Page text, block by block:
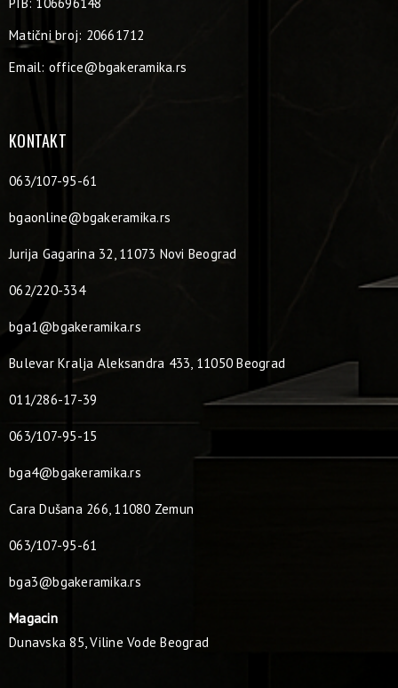
Matični broj: 20661712
Email: office@bgakeramika.rs
KONTAKT
063/107-95-61
bgaonline@bgakeramika.rs
Jurija Gagarina 32, 11073 Novi Beograd
062/220-334
bga1@bgakeramika.rs
Bulevar Kralja Aleksandra 433, 11050 Beograd
011/286-17-39
063/107-95-15
bga4@bgakeramika.rs
Cara Dušana 266, 11080 Zemun
063/107-95-61
bga3@bgakeramika.rs
Magacin
Dunavska 85, Viline Vode Beograd